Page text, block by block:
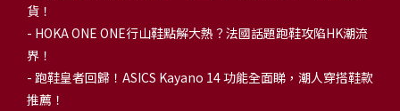
貨！
- HOKA ONE ONE行山鞋點解大熱？法國話題跑鞋攻陷HK潮流
界！
- 跑鞋皇者回歸！ASICS Kayano 14 功能全面睇，潮人穿搭鞋款
推薦！